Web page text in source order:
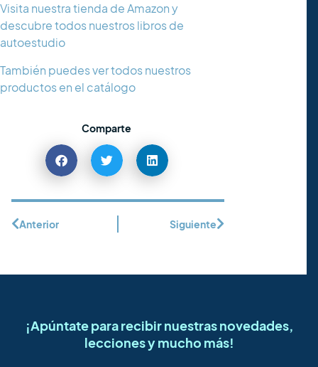
Visita nuestra tienda de Amazon y
descubre todos nuestros libros de
autoestudio
También puedes ver todos nuestros
productos en el catálogo
Comparte
Anterior Siguiente
¡Apúntate para recibir nuestras novedades,
lecciones y mucho más!